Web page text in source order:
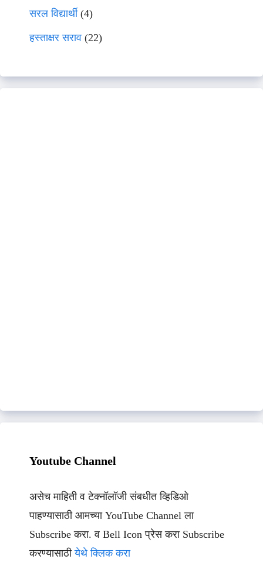
सरल विद्यार्थी(4)
हस्ताक्षर सराव (22)
Youtube Channel
असेच माहिती व टेक्नॉलॉजी संबधीत व्हिडिओ
पाहण्यासाठी आमच्या YouTube Channel ला
Subscribe करा. व Bell Icon प्रेस करा Subscribe
करण्यासाठीयेथे क्लिक करा